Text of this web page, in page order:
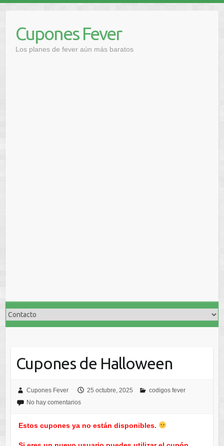
contenidoCupones Fever
Los planes de fever aún más baratos
Cupones de Halloween
Cupones Fever 25 octubre, 2025
codigos fever
No hay comentarios
Estos cupones ya no están disponibles.